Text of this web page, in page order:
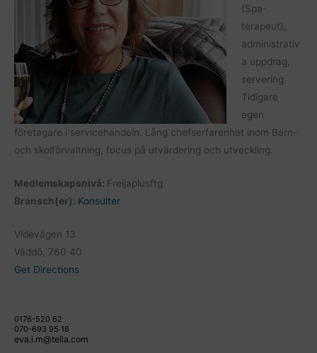
(Spa-
terapeut),
administrativ
a uppdrag,
servering.
Tidigare
egen
företagare i servicehandeln. Lång chefserfarenhet inom Barn-
och skolförvaltning, focus på utvärdering och utveckling.
Medlemskapsnivå: Freijaplusftg
Bransch(er): Konsulter
Videvägen 13
Väddö, 760 40
Get Directions
0176-520 62
070-693 95 18
eva.i.m@telia.com